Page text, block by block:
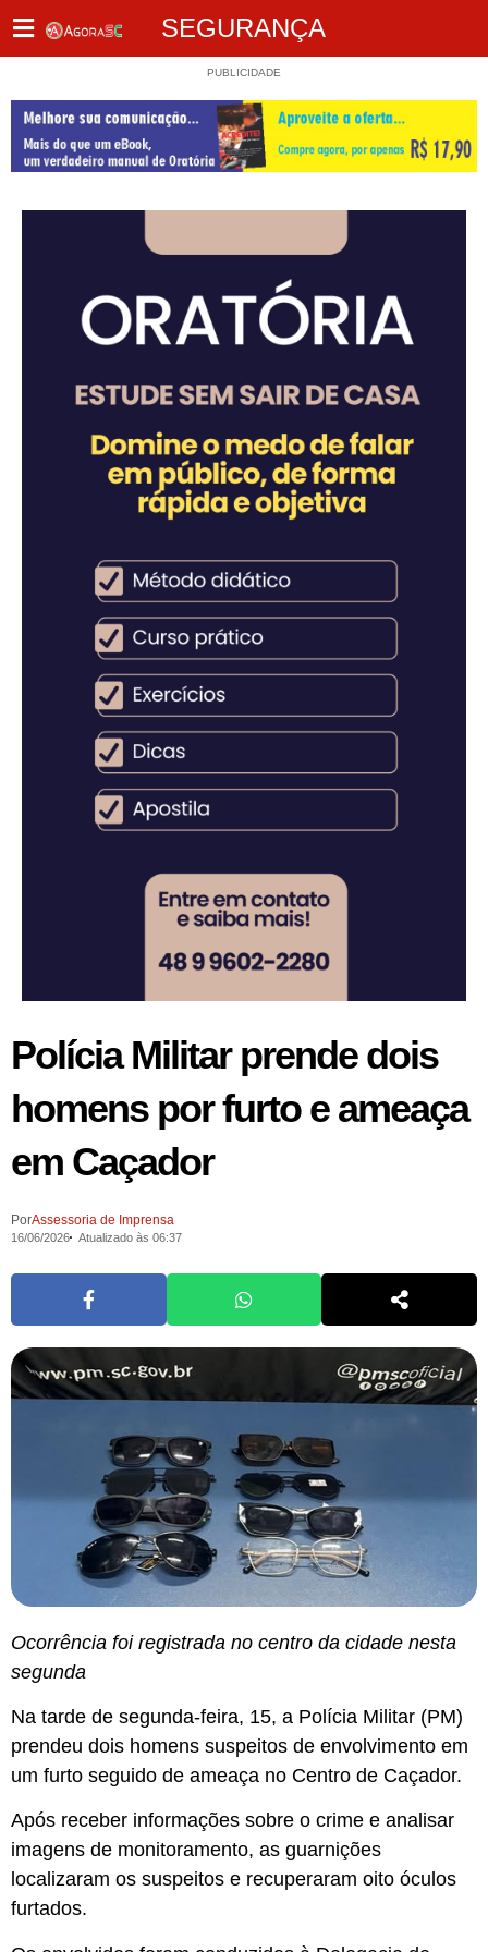
SEGURANÇA
PUBLICIDADE
Polícia Militar prende dois
homens por furto e ameaça
em Caçador
PorAssessoria de Imprensa
16/06/2026 Atualizado às 06:37
Ocorrência foi registrada no centro da cidade nesta
segunda
Na tarde de segunda-feira, 15, a Polícia Militar (PM)
prendeu dois homens suspeitos de envolvimento em
um furto seguido de ameaça no Centro de Caçador.
Após receber informações sobre o crime e analisar
imagens de monitoramento, as guarnições
localizaram os suspeitos e recuperaram oito óculos
furtados.